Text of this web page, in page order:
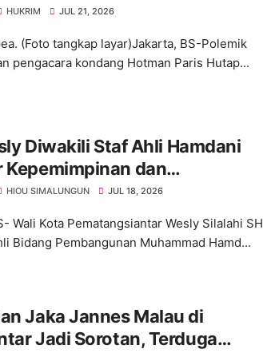
HUKRIM JUL 21, 2026
(Foto tangkap layar)Jakarta, BS-Polemik
pengacara kondang Hotman Paris Hutap...
Diwakili Staf Ahli Hamdani
Kepemimpinan dan
HIOU SIMALUNGUN JUL 18, 2026
Wali Kota Pematangsiantar Wesly Silalahi SH
Bidang Pembangunan Muhammad Hamd...
Jaka Jannes Malau di
Jadi Sorotan, Terduga